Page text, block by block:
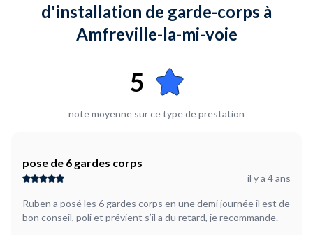
d'installation de garde-corps à
Amfreville-la-mi-voie
5
note moyenne sur ce type de prestation
pose de 6 gardes corps
il y a 4 ans
Ruben a posé les 6 gardes corps en une demi journée il est de
bon conseil, poli et prévient s’il a du retard, je recommande.